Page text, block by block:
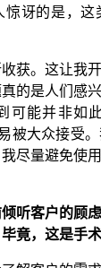
惊讶的是，
获。这让我
的是人们感
可能并非如
被大众接受
尽量避免使
听客户的顾
竟，这是手术